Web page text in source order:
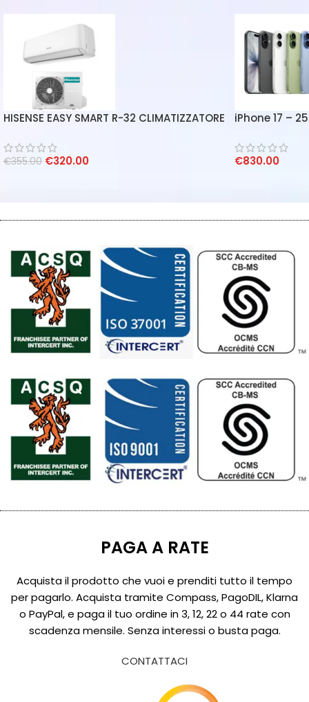
HISENSE EASY SMART R-32 CLIMATIZZATORE
INTEGRATO A++/A+
€355.00 €320.00
iPhone 17 –
€830.00
PAGA A RATE
Acquista il prodotto che vuoi e prenditi tutto il tempo
per pagarlo. Acquista tramite Compass, PagoDIL, Klarna
o PayPal, e paga il tuo ordine in 3, 12, 22 o 44 rate con
scadenza mensile. Senza interessi o busta paga.
CONTATTACI